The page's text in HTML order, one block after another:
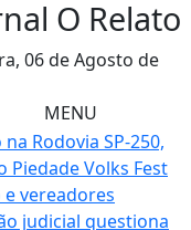
O Relato
06 de Agosto de
MENU
Rodovia SP-250,
Piedade Volks Fest
e vereadores
judicial questiona